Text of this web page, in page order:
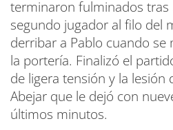
terminaron fulminados tras
segundo jugador al filo del
derribar a Pablo cuando se
la portería. Finalizó el
de ligera tensión y la lesión
Abejar que le dejó con
últimos minutos.